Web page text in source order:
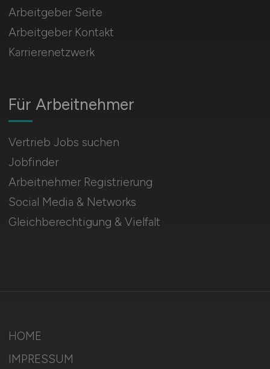
Für Arbeitnehmer
Vertrieb Jobs suchen
Jobfinder
Arbeitnehmer Registrierung
Social Media & Networks
Gleichberechtigung & Vielfalt
Arbeitgeber Seite
Arbeitgeber Kontakt
Karrierenetzwerk
HOME
IMPRESSUM